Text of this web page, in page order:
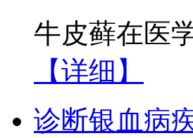
牛皮藓在医
【详细】
诊断银血病